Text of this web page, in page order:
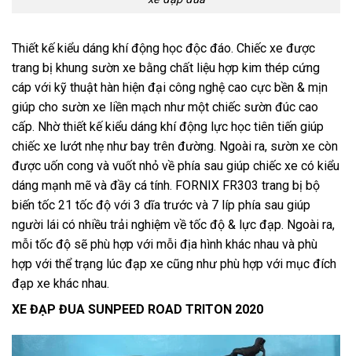
Thiết kế kiểu dáng khí động học độc đáo. Chiếc xe được
trang bị khung sườn xe bằng chất liệu hợp kim thép cứng
cáp với kỹ thuật hàn hiện đại công nghệ cao cực bền & mịn
giúp cho sườn xe liền mạch như một chiếc sườn đúc cao
cấp. Nhờ thiết kế kiểu dáng khí động lực học tiên tiến giúp
chiếc xe lướt nhẹ như bay trên đường. Ngoài ra, sườn xe còn
được uốn cong và vuốt nhỏ về phía sau giúp chiếc xe có kiểu
dáng mạnh mẽ và đầy cá tính. FORNIX FR303 trang bị bộ
biến tốc 21 tốc độ với 3 dĩa trước và 7 líp phía sau giúp
người lái có nhiều trải nghiệm về tốc độ & lực đạp. Ngoài ra,
mỗi tốc độ sẽ phù hợp với mỗi địa hình khác nhau và phù
hợp với thể trạng lúc đạp xe cũng như phù hợp với mục đích
đạp xe khác nhau.
XE ĐẠP ĐUA SUNPEED ROAD TRITON 2020